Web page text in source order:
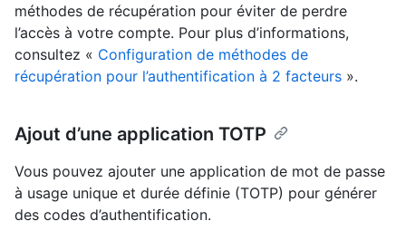
méthodes de récupération pour éviter de perdre
l’accès à votre compte. Pour plus d’informations,
consultez « Configuration de méthodes de
récupération pour l’authentification à 2 facteurs ».
Ajout d’une application TOTP
Vous pouvez ajouter une application de mot de passe
à usage unique et durée définie (TOTP) pour générer
des codes d’authentification.